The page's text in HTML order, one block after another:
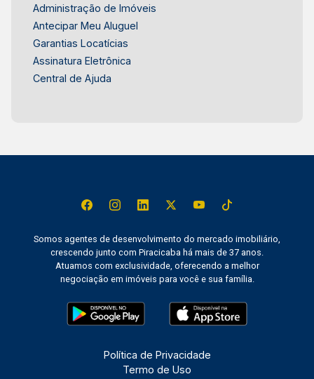
Administração de Imóveis
Antecipar Meu Aluguel
Garantias Locatícias
Assinatura Eletrônica
Central de Ajuda
Somos agentes de desenvolvimento do mercado imobiliário,
crescendo junto com Piracicaba há mais de 37 anos.
Atuamos com exclusividade, oferecendo a melhor
negociação em imóveis para você e sua família.
Política de Privacidade
Termo de Uso